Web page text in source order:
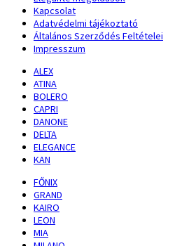
Kapcsolat
Adatvédelmi tájékoztató
Általános Szerződés Feltételei
Impresszum
ALEX
ATINA
BOLERO
CAPRI
DANONE
DELTA
ELEGANCE
KAN
FŐNIX
GRAND
KAIRO
LEON
MIA